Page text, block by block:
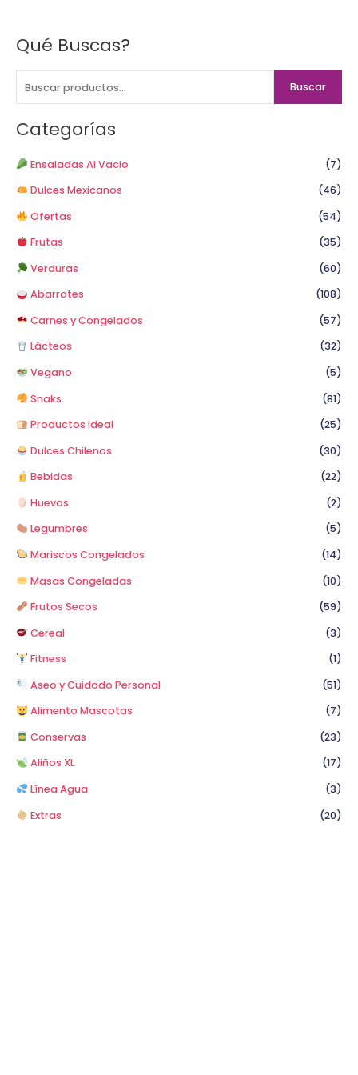
Qué Buscas?
B
c
a
p
:
Buscar
Categorías
Ensaladas Al Vacio
(7)
Dulces Mexicanos
(46)
Ofertas
(54)
Frutas
(35)
Verduras
(60)
Abarrotes
(108)
Carnes y Congelados
(57)
Lácteos
(32)
Vegano
(5)
Snaks
(81)
Productos Ideal
(25)
Dulces Chilenos
(30)
Bebidas
(22)
Huevos
(2)
Legumbres
(5)
Mariscos Congelados
(14)
Masas Congeladas
(10)
Frutos Secos
(59)
Cereal
(3)
Fitness
(1)
Aseo y Cuidado Personal
(51)
Alimento Mascotas
(7)
Conservas
(23)
Aliños XL
(17)
Línea Agua
(3)
Extras
(20)